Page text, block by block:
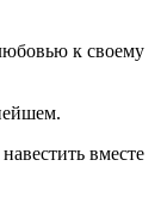
к своему
вместе